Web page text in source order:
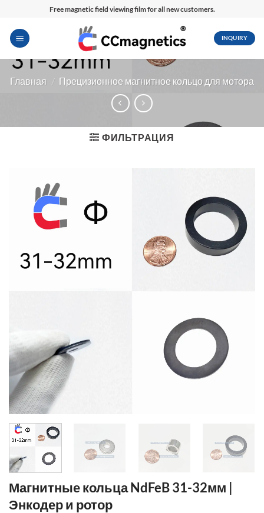
содержимому
Free magnetic field viewing film for all new customers.
INQUIRY
Главная / Прецизионное магнитное кольцо для мотора
ФИЛЬТРАЦИЯ
Магнитные кольца NdFeB 31-32мм |
Энкодер и ротор